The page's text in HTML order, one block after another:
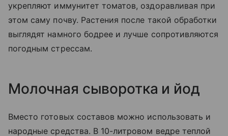
укрепляют иммунитет томатов, оздоравливая при
этом саму почву. Растения после такой обработки
выглядят намного бодрее и лучше сопротивляются
погодным стрессам.
Молочная сыворотка и йод
Вместо готовых составов можно использовать и
народные средства. В 10-литровом ведре теплой